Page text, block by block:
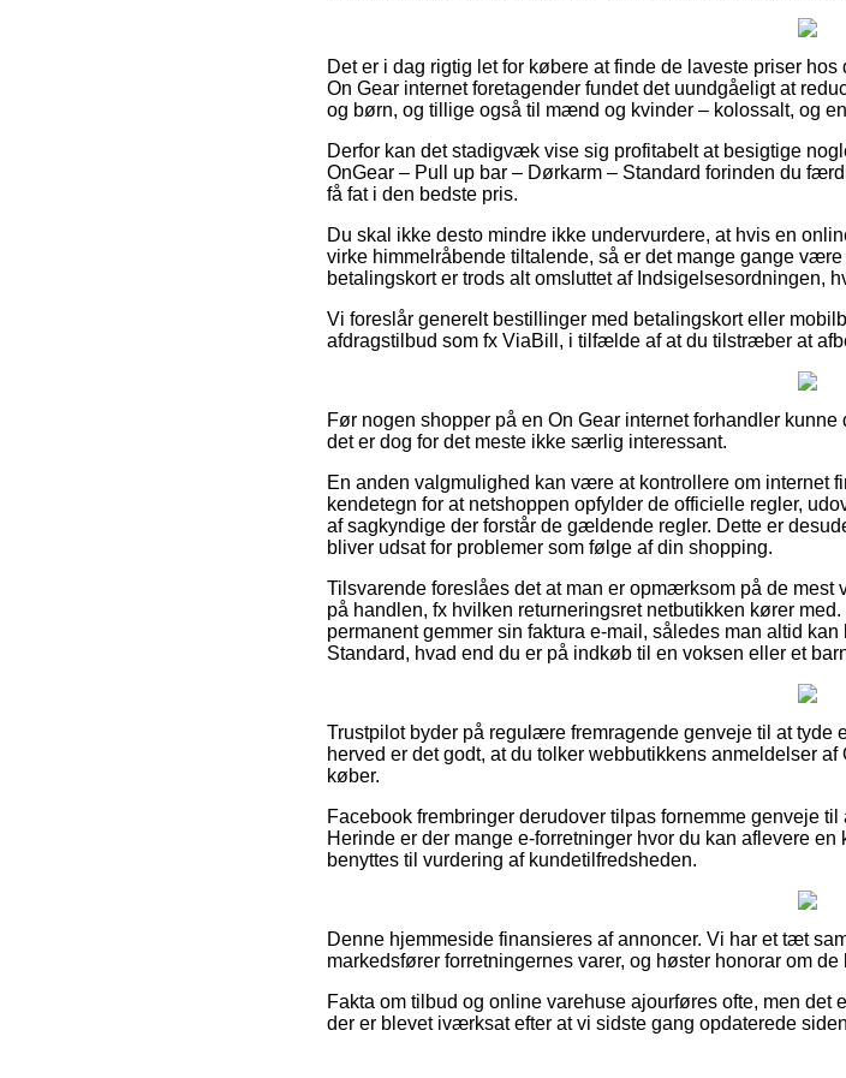
Det er i dag rigtig let for købere at finde de laveste priser
On Gear internet foretagender fundet det uundgåeligt at
og børn, og tillige også til mænd og kvinder – kolossalt, og
Derfor kan det stadigvæk vise sig profitabelt at besigtige
OnGear – Pull up bar – Dørkarm – Standard forinden du
få fat i den bedste pris.
Du skal ikke desto mindre ikke undervurdere, at hvis en
virke himmelråbende tiltalende, så er det mange gange
betalingskort er trods alt omsluttet af Indsigelsesordningen,
Vi foreslår generelt bestillinger med betalingskort eller
afdragstilbud som fx ViaBill, i tilfælde af at du tilstræber at
Før nogen shopper på en On Gear internet forhandler
det er dog for det meste ikke særlig interessant.
En anden valgmulighed kan være at kontrollere om internet
kendetegn for at netshoppen opfylder de officielle regler,
af sagkyndige der forstår de gældende regler. Dette er
bliver udsat for problemer som følge af din shopping.
Tilsvarende foreslåes det at man er opmærksom på de
på handlen, fx hvilken returneringsret netbutikken kører
permanent gemmer sin faktura e-mail, således man altid
Standard, hvad end du er på indkøb til en voksen eller et
Trustpilot byder på regulære fremragende genveje til at
herved er det godt, at du tolker webbutikkens anmeldelser
køber.
Facebook frembringer derudover tilpas fornemme genveje
Herinde er der mange e-forretninger hvor du kan aflevere
benyttes til vurdering af kundetilfredsheden.
Denne hjemmeside finansieres af annoncer. Vi har et tæt
markedsfører forretningernes varer, og høster honorar om
Fakta om tilbud og online varehuse ajourføres ofte, men det
der er blevet iværksat efter at vi sidste gang opdaterede